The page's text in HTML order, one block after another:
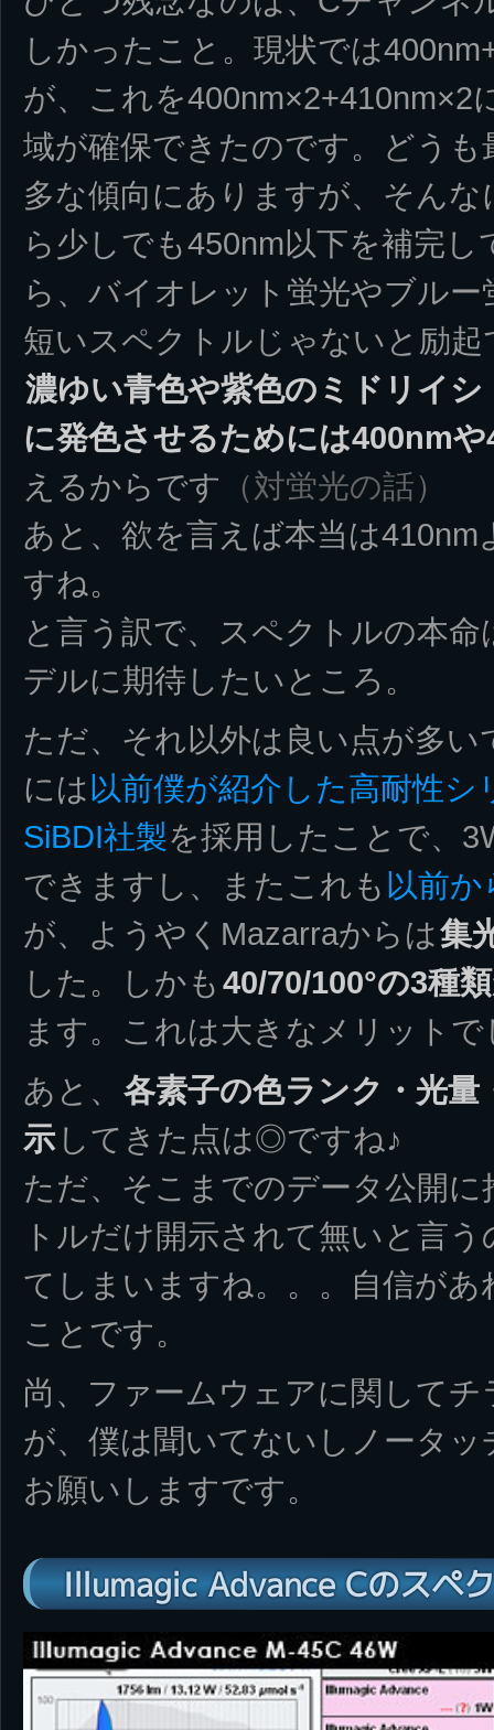
しかったこと。現状では
が、これを400nm×2+410nm×2
域が確保できたのです。どうも
多な傾向にありますが、そん
ら少しでも450nm以下を補完
ら、バイオレット蛍光やブル
短いスペクトルじゃないと励
濃ゆい青色や紫色のミドリイ
に発色させるためには400nm
えるからです （対蛍光の話）
あと、欲を言えば本当は
すね。
と言う訳で、スペクトルの本
デルに期待したいところ。
ただ、それ以外は良い点が多
には 以前僕が紹介した高耐性
SiBDI社製を採用したことで、
できますし、またこれも 以前
が、ようやくMazarraからは集
した。しかも 40/70/100°の3種
ます。これは大きなメリット
あと、 各素子の色ランク・光
示 してきた点は◎ですね♪
ただ、そこまでのデータ公開
トルだけ開示されて無いと言
てしまいますね。。。自信が
ことです。
尚、ファームウェアに関して
が、僕は聞いてないしノータ
お願いしますです。
Illumagic Advance Cのスペ